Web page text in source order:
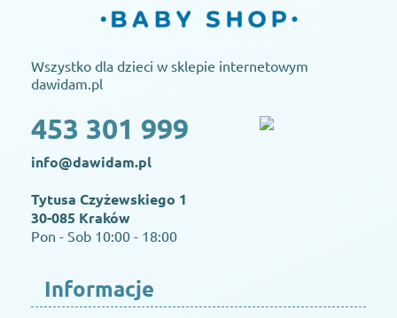
Wszystko dla dzieci w sklepie internetowym
dawidam.pl
453 301 999
info@dawidam.pl
Tytusa Czyżewskiego 1
30-085 Kraków
Pon - Sob 10:00 - 18:00
Informacje